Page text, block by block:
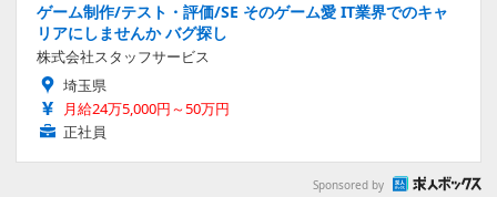
ゲーム制作/テスト・評価/SE そのゲーム愛 IT業界でのキャ
リアにしませんか バグ探し
株式会社スタッフサービス
埼玉県
月給24万5,000円～50万円
正社員
Sponsored by